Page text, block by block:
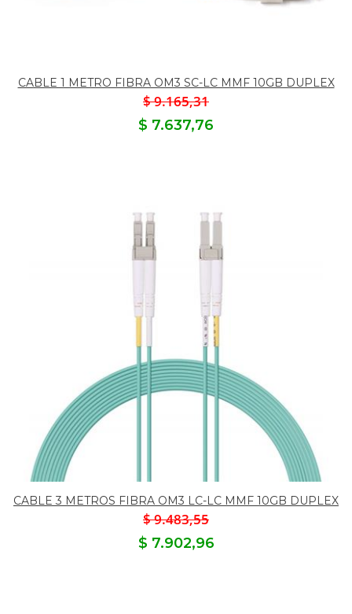
CABLE 1 METRO FIBRA OM3 SC-LC MMF 10GB DUPLEX
$ 9.165,31
$ 7.637,76
CABLE 3 METROS FIBRA OM3 LC-LC MMF 10GB DUPLEX
$ 9.483,55
$ 7.902,96